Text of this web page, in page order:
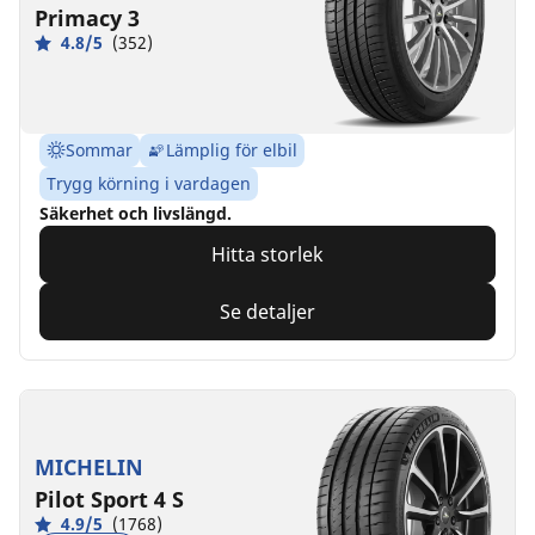
Primacy 3
4.8/5 (352)
Sommar
Lämplig för elbil
Trygg körning i vardagen
Säkerhet och livslängd.
Hitta storlek
Se detaljer
MICHELIN
Pilot Sport 4 S
4.9/5 (1768)